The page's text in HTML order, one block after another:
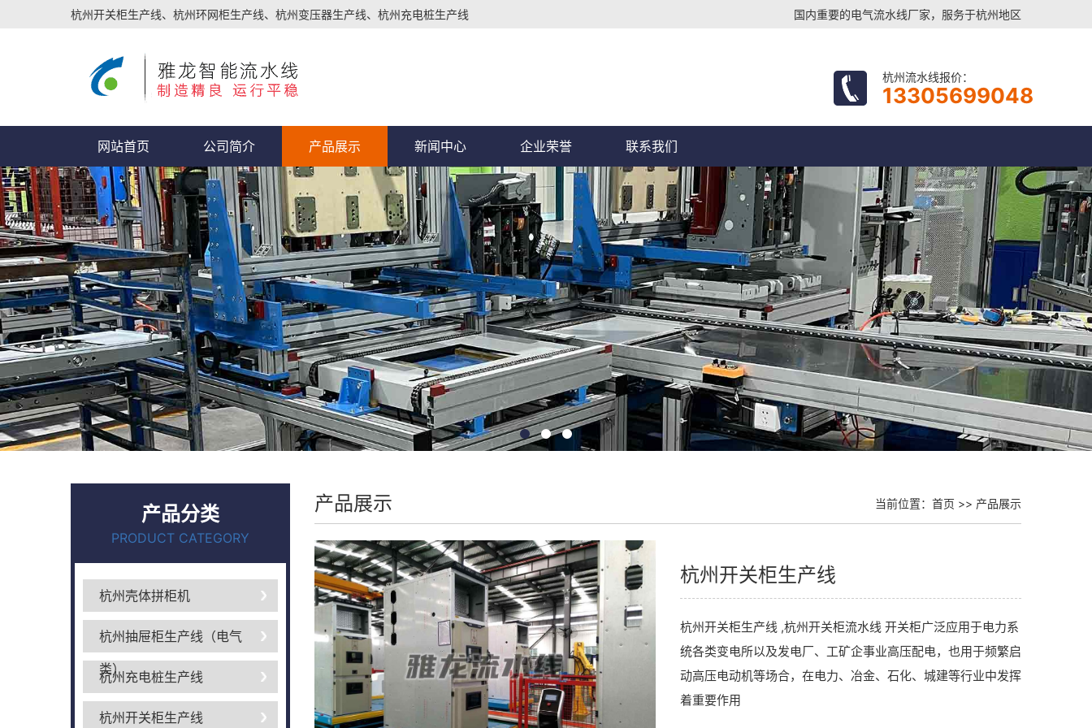
杭州开关柜生产线、杭州环网柜生产线、杭州变压器生产线、杭州充电桩生产线 国内重要的电气流水线厂家，服务于杭州地区
杭州流水线报价：
13305699048
网站首页 公司简介 产品展示 新闻中心 企业荣誉 联系我们
产品分类
PRODUCT CATEGORY
杭州壳体拼柜机
杭州抽屉柜生产线（电气
类）
杭州充电桩生产线
杭州开关柜生产线
产品展示 当前位置： 首页 >> 产品展示
杭州开关柜生产线
杭州开关柜生产线 ,杭州开关柜流水线 开关柜广泛应用于电力系
统各类变电所以及发电厂、工矿企事业高压配电，也用于频繁启
动高压电动机等场合，在电力、冶金、石化、城建等行业中发挥
着重要作用